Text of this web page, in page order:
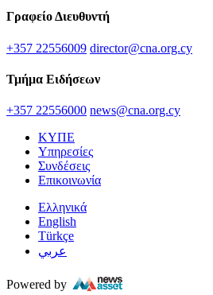
Γραφείο Διευθυντή
+357 22556009 director@cna.org.cy
Τμήμα Ειδήσεων
+357 22556000 news@cna.org.cy
ΚΥΠΕ
Υπηρεσίες
Συνδέσεις
Επικοινωνία
Ελληνικά
English
Türkçe
عربي
Powered by